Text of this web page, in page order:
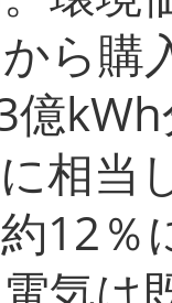
ら購
億
相当
12％